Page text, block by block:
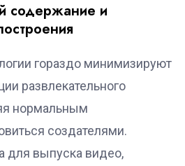
содержание и
гораздо минимизируют
развлекательного
нормальным
создателями.
для выпуска видео,